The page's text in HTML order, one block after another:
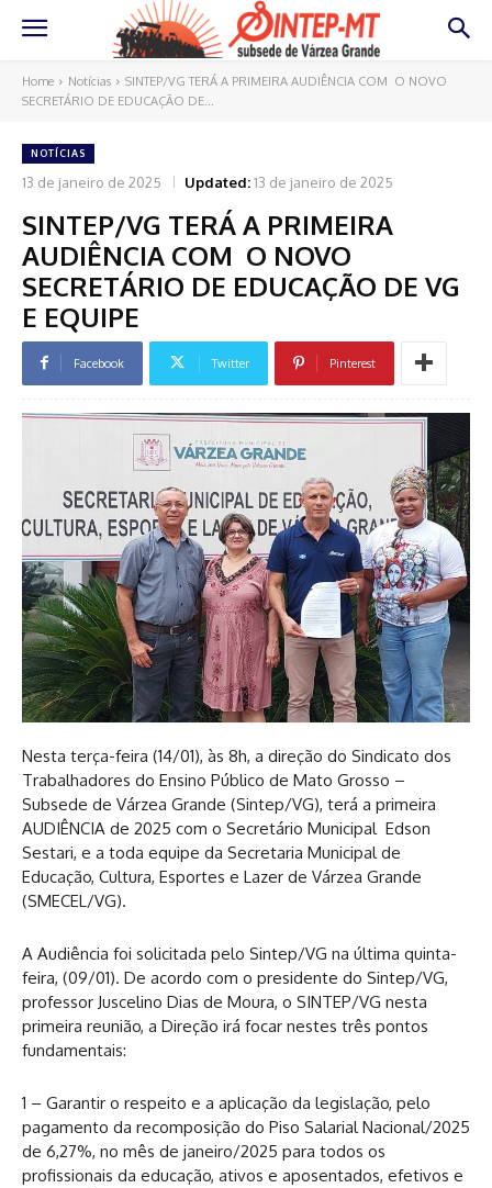
Home Notícias
SINTEP/VG TERÁ A PRIMEIRA AUDIÊNCIA COM O NOVO
SECRETÁRIO DE EDUCAÇÃO DE...
NOTÍCIAS
13 de janeiro de 2025 Updated:13 de janeiro de 2025
SINTEP/VG TERÁ A PRIMEIRA
AUDIÊNCIA COM O NOVO
SECRETÁRIO DE EDUCAÇÃO DE VG
E EQUIPE
Facebook Twitter Pinterest
Nesta terça-feira (14/01), às 8h, a direção do Sindicato dos
Trabalhadores do Ensino Público de Mato Grosso –
Subsede de Várzea Grande (Sintep/VG), terá a primeira
AUDIÊNCIA de 2025 com o Secretário Municipal Edson
Sestari, e a toda equipe da Secretaria Municipal de
Educação, Cultura, Esportes e Lazer de Várzea Grande
(SMECEL/VG).
A Audiência foi solicitada pelo Sintep/VG na última quinta-
feira, (09/01). De acordo com o presidente do Sintep/VG,
professor Juscelino Dias de Moura, o SINTEP/VG nesta
primeira reunião, a Direção irá focar nestes três pontos
fundamentais:
1 – Garantir o respeito e a aplicação da legislação, pelo
pagamento da recomposição do Piso Salarial Nacional/2025
de 6,27%, no mês de janeiro/2025 para todos os
profissionais da educação, ativos e aposentados, efetivos e